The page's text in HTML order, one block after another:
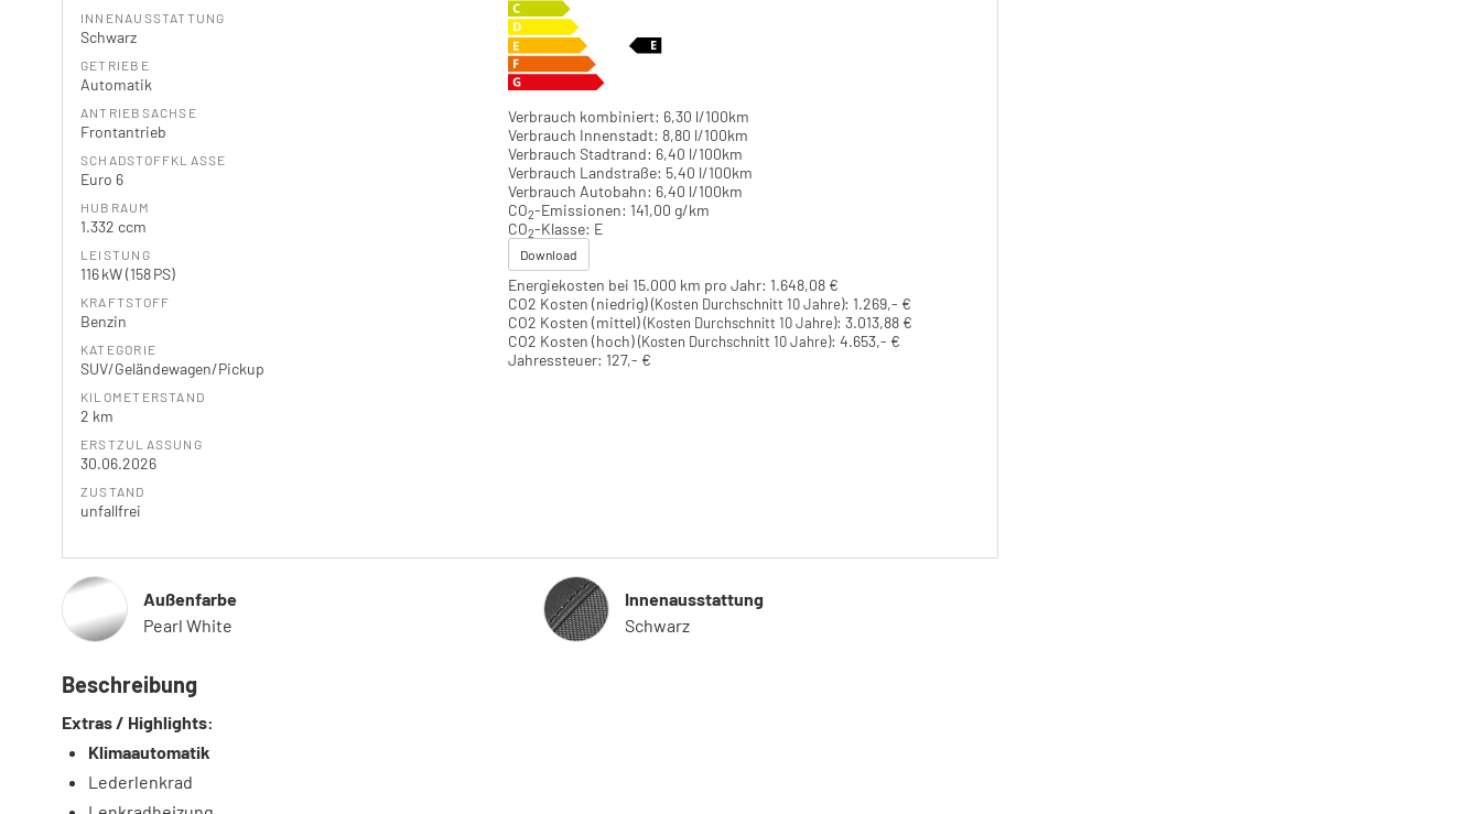
INNENAUSSTATTUNG
Schwarz
GETRIEBE
Automatik
ANTRIEBSACHSE
Frontantrieb
SCHADSTOFFKLASSE
Euro 6
HUBRAUM
1.332 ccm
LEISTUNG
116 kW (158 PS)
KRAFTSTOFF
Benzin
KATEGORIE
SUV/Geländewagen/Pickup
KILOMETERSTAND
2 km
ERSTZULASSUNG
30.06.2026
ZUSTAND
unfallfrei
Verbrauch kombiniert: 6,30 l/100km
Verbrauch Innenstadt: 8,80 l/100km
Verbrauch Stadtrand: 6,40 l/100km
Verbrauch Landstraße: 5,40 l/100km
Verbrauch Autobahn: 6,40 l/100km
CO2-Emissionen: 141,00 g/km
CO2-Klasse: E
Download
Energiekosten bei 15.000 km pro Jahr: 1.648,08 €
CO2 Kosten (niedrig)(Kosten Durchschnitt 10 Jahre): 1.269,- €
CO2 Kosten (mittel)(Kosten Durchschnitt 10 Jahre): 3.013,88 €
CO2 Kosten (hoch)(Kosten Durchschnitt 10 Jahre): 4.653,- €
Jahressteuer: 127,- €
Außenfarbe
Pearl White
InnenausstattungInnenausstattung
Schwarz
Beschreibung
Extras / Highlights:
Klimaautomatik
Lederlenkrad